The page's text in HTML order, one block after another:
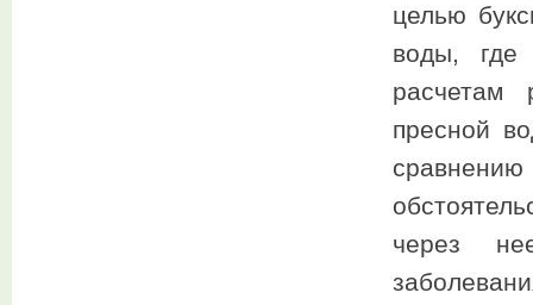
целью
воды, где
расчетам
пресной
через